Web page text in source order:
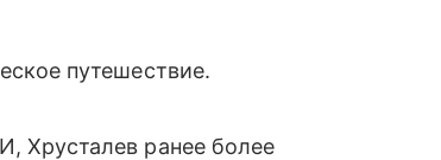
путешествие.
Хрусталев ранее более